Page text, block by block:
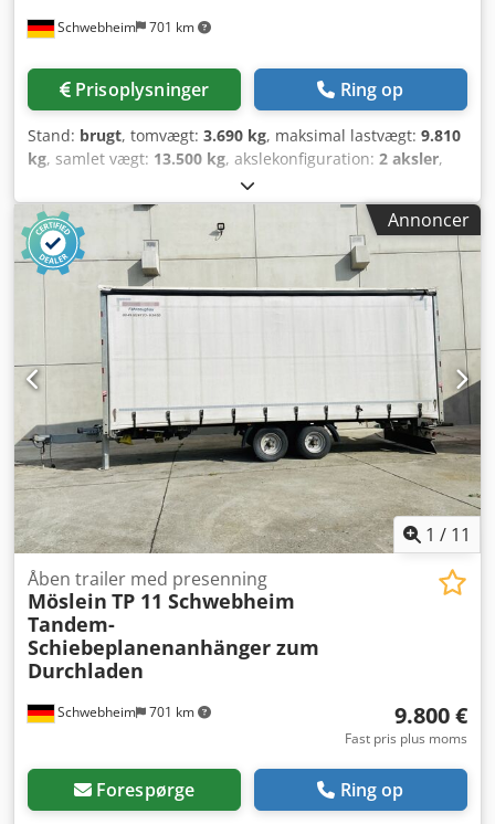
Schwebheim 701 km
Prisoplysninger Ring op
Stand: brugt, tomvægt: 3.690 kg, maksimal lastvægt: 9.810
kg, samlet vægt: 13.500 kg, akslekonfiguration: 2 aksler,
, længde af lastrum:
læsningsbredde:2.480 mm, lastepladshøjde:2.700 mm,
lastepladsvolumen:
48 m³, affjedring:
, dækstørrelse:
285/70R19,5 148J, farve: anden, geartype:anden,
forhjulsdækstørrelse:
bagdækseldimension:285/70R19,5 148J, førerhus:anden
emissionsklasse:ingen
Surringsøjer, , -- Trykfejl, fejl og ændringer forbeholdes,
eksemplariske billeder --, Flere data på: !, Flere
oplysninger: ! Dcodpfxjzrqf Ss Aggok
Annoncer
1 / 11
Schwebheim 701 km
Åben trailer med presenning
Möslein TP 11 Schwebheim
Tandem-
Schiebeplanenanhänger zum
Durchladen
9.800 €
Fast pris plus moms
Forespørge Ring op